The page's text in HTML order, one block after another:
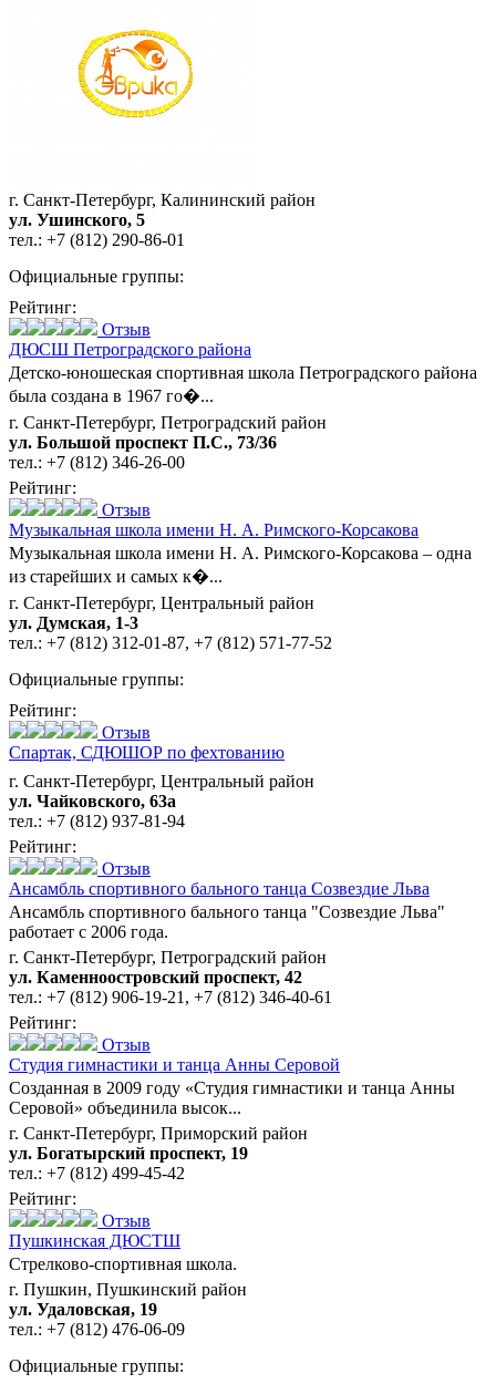
г. Санкт-Петербург, Калининский район
ул. Ушинского, 5
тел.: +7 (812) 290-86-01
Официальные группы:
Рейтинг:
Отзыв
ДЮСШ Петроградского района
Детско-юношеская спортивная школа Петроградского района
была создана в 1967 го�...
г. Санкт-Петербург, Петроградский район
ул. Большой проспект П.С., 73/36
тел.: +7 (812) 346-26-00
Рейтинг:
Отзыв
Музыкальная школа имени Н. А. Римского-Корсакова
Музыкальная школа имени Н. А. Римского-Корсакова – одна
из старейших и самых к�...
г. Санкт-Петербург, Центральный район
ул. Думская, 1-3
тел.: +7 (812) 312-01-87, +7 (812) 571-77-52
Официальные группы:
Рейтинг:
Отзыв
Спартак, СДЮШОР по фехтованию
г. Санкт-Петербург, Центральный район
ул. Чайковского, 63а
тел.: +7 (812) 937-81-94
Рейтинг:
Отзыв
Ансамбль спортивного бального танца Созвездие Льва
Ансамбль спортивного бального танца "Созвездие Льва"
работает с 2006 года.
г. Санкт-Петербург, Петроградский район
ул. Каменноостровский проспект, 42
тел.: +7 (812) 906-19-21 , +7 (812) 346-40-61
Рейтинг:
Отзыв
Студия гимнастики и танца Анны Серовой
Созданная в 2009 году «Студия гимнастики и танца Анны
Серовой» объединила высок...
г. Санкт-Петербург, Приморский район
ул. Богатырский проспект, 19
тел.: +7 (812) 499-45-42
Рейтинг:
Отзыв
Пушкинская ДЮСТШ
Стрелково-спортивная школа.
г. Пушкин, Пушкинский район
ул. Удаловская, 19
тел.: +7 (812) 476-06-09
Официальные группы: